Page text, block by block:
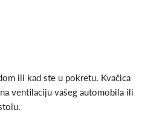
ili kad ste u pokretu. Kvačica
ventilaciju vašeg automobila ili